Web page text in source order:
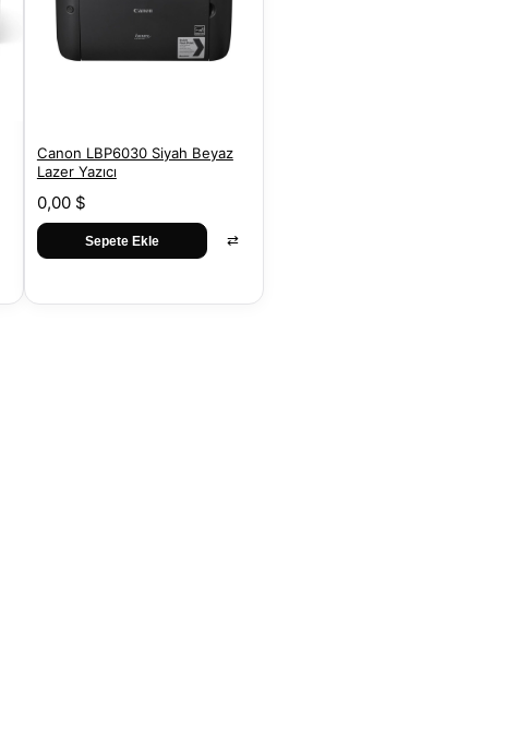
Canon LBP6030 Siyah Beyaz
Lazer Yazıcı
0,00 $
Sepete Ekle ⇄